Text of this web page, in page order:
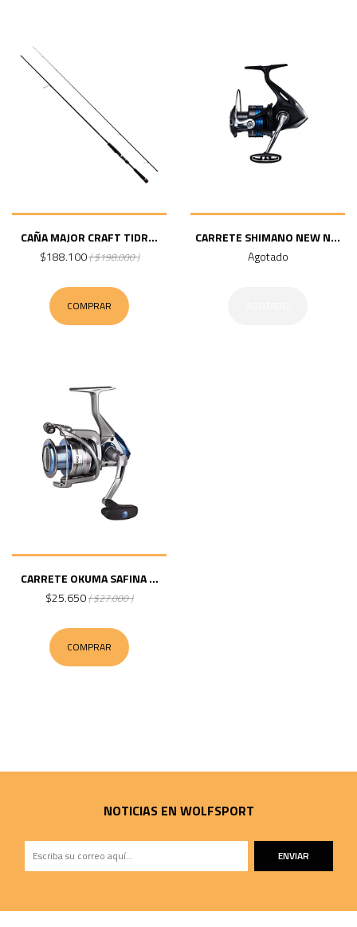
CAÑA MAJOR CRAFT TIDR...
$188.100( $198.000 )
COMPRAR
CARRETE SHIMANO NEW N...
Agotado
CARRETE OKUMA SAFINA ...
$25.650( $27.000 )
COMPRAR
NOTICIAS EN WOLFSPORT
ENVIAR